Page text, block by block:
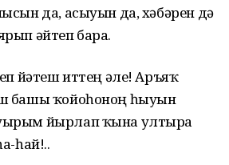
да, асыуын да, хәбәрен дә
әйтеп бара.
йәтеш иттең әле! Аръяҡ
башы ҡойоһоноң һыуын
йырлап ҡына ултыра
һай!..